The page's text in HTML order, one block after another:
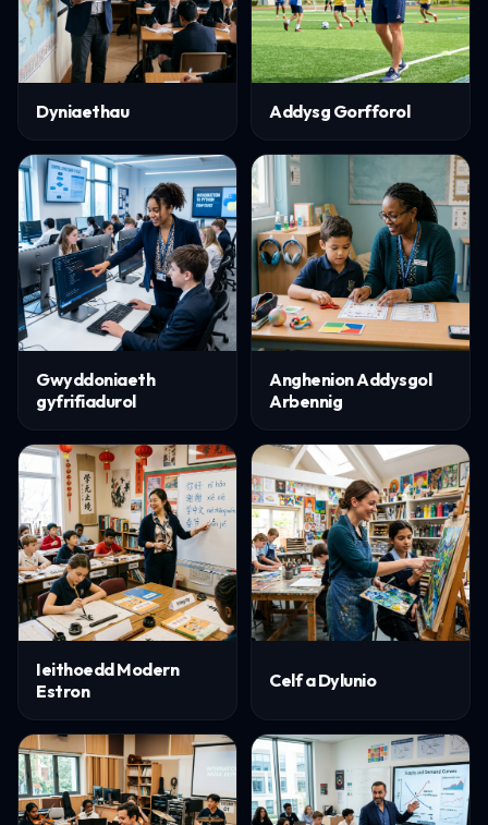
Dyniaethau Addysg Gorfforol
Gwyddoniaeth
gyfrifiadurol
Anghenion Addysgol
Arbennig
Ieithoedd Modern
Estron
Celf a Dylunio